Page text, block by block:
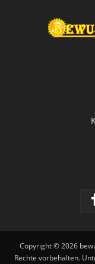
Copyright © 2026
Rechte vorbehalten.